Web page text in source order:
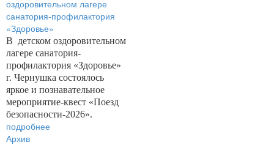
В детском оздоровительном
лагере санатория-
профилактория «Здоровье»
г. Чернушка состоялось
яркое и познавательное
мероприятие-квест «Поезд
безопасности-2026».
подробнее
Архив